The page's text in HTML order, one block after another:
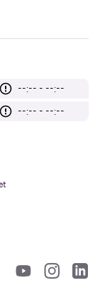
--:-- - --:--
--:-- - --:--